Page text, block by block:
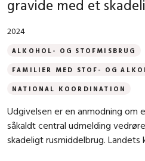
gravide med et
2024
ALKOHOL- OG STOFMISBRUG
FAMILIER MED STOF- OG
NATIONAL KOORDINATION
Udgivelsen er en anmodning om
såkaldt central udmelding
skadeligt rusmiddelbrug. Landets